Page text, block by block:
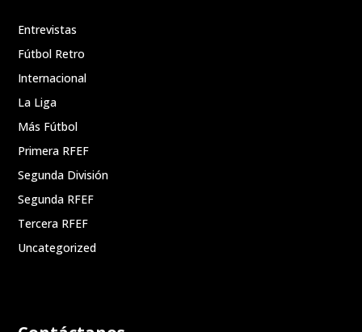
Entrevistas
Fútbol Retro
Internacional
La Liga
Más Fútbol
Primera RFEF
Segunda División
Segunda RFEF
Tercera RFEF
Uncategorized